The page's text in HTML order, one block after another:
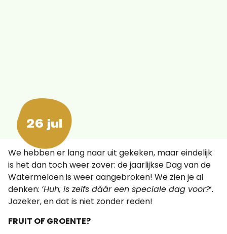
26 jul
We hebben er lang naar uit gekeken, maar eindelijk
is het dan toch weer zover: de jaarlijkse Dag van de
Watermeloen is weer aangebroken! We zien je al
denken: ‘Huh, is zelfs dáár een speciale dag voor?‘.
Jazeker, en dat is niet zonder reden!
FRUIT OF GROENTE?